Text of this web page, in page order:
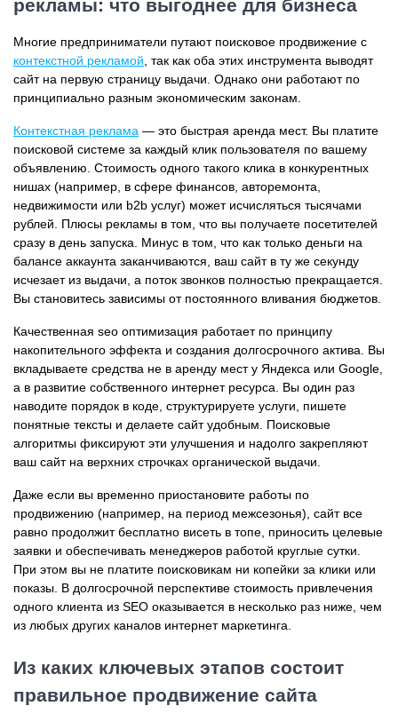
рекламы: что выгоднее для бизнеса
Многие предприниматели путают поисковое продвижение с
контекстной рекламой , так как оба этих инструмента выводят
сайт на первую страницу выдачи. Однако они работают по
принципиально разным экономическим законам.
Контекстная реклама — это быстрая аренда мест. Вы платите
поисковой системе за каждый клик пользователя по вашему
объявлению. Стоимость одного такого клика в конкурентных
нишах (например, в сфере финансов, авторемонта,
недвижимости или b2b услуг) может исчисляться тысячами
рублей. Плюсы рекламы в том, что вы получаете посетителей
сразу в день запуска. Минус в том, что как только деньги на
балансе аккаунта заканчиваются, ваш сайт в ту же секунду
исчезает из выдачи, а поток звонков полностью прекращается.
Вы становитесь зависимы от постоянного вливания бюджетов.
Качественная seo оптимизация работает по принципу
накопительного эффекта и создания долгосрочного актива. Вы
вкладываете средства не в аренду мест у Яндекса или Google,
а в развитие собственного интернет ресурса. Вы один раз
наводите порядок в коде, структурируете услуги, пишете
понятные тексты и делаете сайт удобным. Поисковые
алгоритмы фиксируют эти улучшения и надолго закрепляют
ваш сайт на верхних строчках органической выдачи.
Даже если вы временно приостановите работы по
продвижению (например, на период межсезонья), сайт все
равно продолжит бесплатно висеть в топе, приносить целевые
заявки и обеспечивать менеджеров работой круглые сутки.
При этом вы не платите поисковикам ни копейки за клики или
показы. В долгосрочной перспективе стоимость привлечения
одного клиента из SEO оказывается в несколько раз ниже, чем
из любых других каналов интернет маркетинга.
Из каких ключевых этапов состоит
правильное продвижение сайта